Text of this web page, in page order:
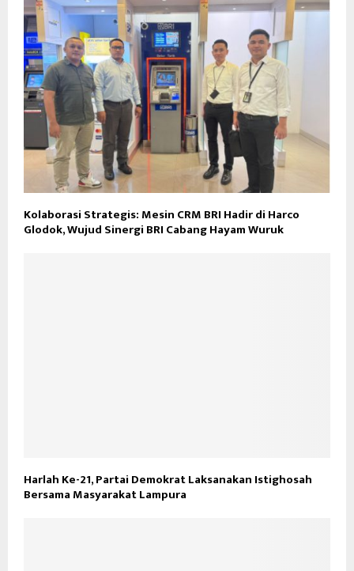
Kolaborasi Strategis: Mesin CRM BRI Hadir di Harco
Glodok, Wujud Sinergi BRI Cabang Hayam Wuruk
Harlah Ke-21, Partai Demokrat Laksanakan Istighosah
Bersama Masyarakat Lampura